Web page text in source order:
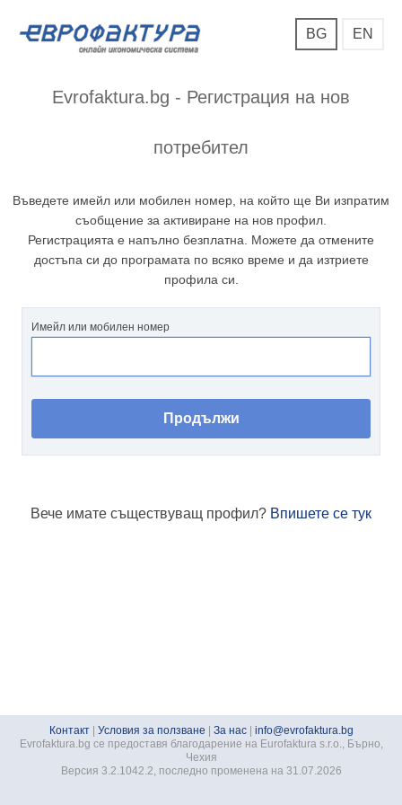
BG EN
Evrofaktura.bg - Регистрация на нов
потребител
Въведете имейл или мобилен номер, на който ще Ви изпратим
съобщение за активиране на нов профил.
Регистрацията е напълно безплатна. Можете да отмените
достъпа си до програмата по всяко време и да изтриете
профила си.
Имейл или мобилен номер
Вече имате съществуващ профил? Впишете се тук
Контакт| Условия за ползване За нас| info@evrofaktura.bg
Evrofaktura.bg се предоставя благодарение на Eurofaktura s.r.o., Бърно,
Чехия
Версия 3.2.1042.2, последно променена на 31.07.2026